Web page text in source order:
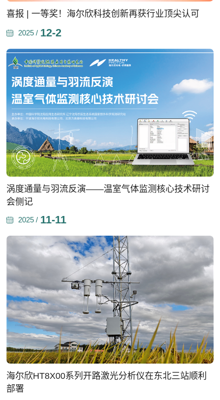
喜报 | 一等奖！海尔欣科技创新再获行业顶尖认可
2025 / 12-2
涡度通量与羽流反演——温室气体监测核心技术研讨
会侧记
2025 / 11-11
海尔欣HT8X00系列开路激光分析仪在东北三站顺利
部署